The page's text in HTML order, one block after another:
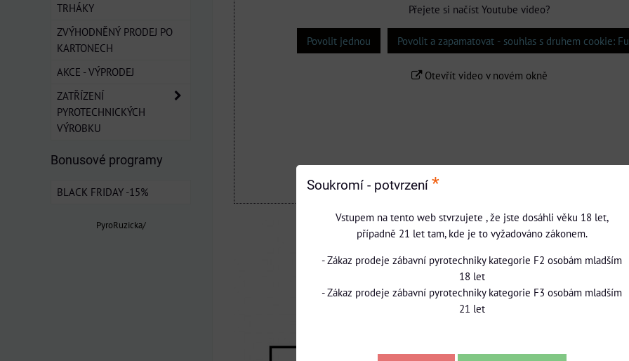
Přejete si načíst Youtube video?
Povolit jednou Povolit a zapamatovat - souhlas s druhem cookie:
Otevřít video v novém okně
TRHÁKY
ZVÝHODNĚNÝ PRODEJ PO
KARTONECH
AKCE - VÝPRODEJ
ZATŘÍZENÍ
PYROTECHNICKÝCH
VÝROBKU
Bonusové programy
BLACK FRIDAY -15%
PyroRuzicka/
Soukromí - potvrzení *
Vstupem na tento web stvrzujete , že jste dosáhli věku 18 let,
případně 21 let tam, kde je to vyžadováno zákonem.
- Zákaz prodeje zábavní pyrotechniky kategorie F2 osobám mladším
18 let
- Zákaz prodeje zábavní pyrotechniky kategorie F3 osobám mladším
21 let